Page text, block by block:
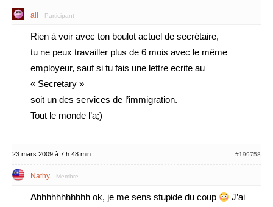
all Participant
Rien à voir avec ton boulot actuel de secrétaire,
tu ne peux travailler plus de 6 mois avec le même
employeur, sauf si tu fais une lettre ecrite au
« Secretary »
soit un des services de l’immigration.
Tout le monde l’a;)
23 mars 2009 à 7 h 48 min #199758
Nathy Membre
Ahhhhhhhhhhh ok, je me sens stupide du coup
J’ai